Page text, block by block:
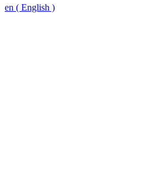
en ( English )